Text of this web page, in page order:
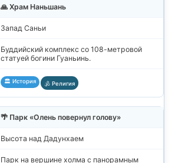
🙏 Храм Наньшань
Запад Саньи
Буддийский комплекс со 108-метровой
статуей богини Гуаньинь.
🏛️ История 🕉️ Религия
🌴 Парк «Олень повернул голову»
Высота над Дадунхаем
Парк на вершине холма с панорамным